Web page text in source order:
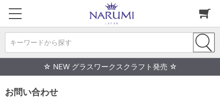
キーワードから探す
☆ NEW グラスワークスクラフト発売 ☆
お問い合わせ